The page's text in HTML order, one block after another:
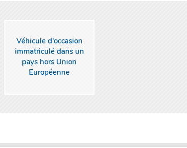
Véhicule d'occasion
immatriculé dans un
pays hors Union
Européenne